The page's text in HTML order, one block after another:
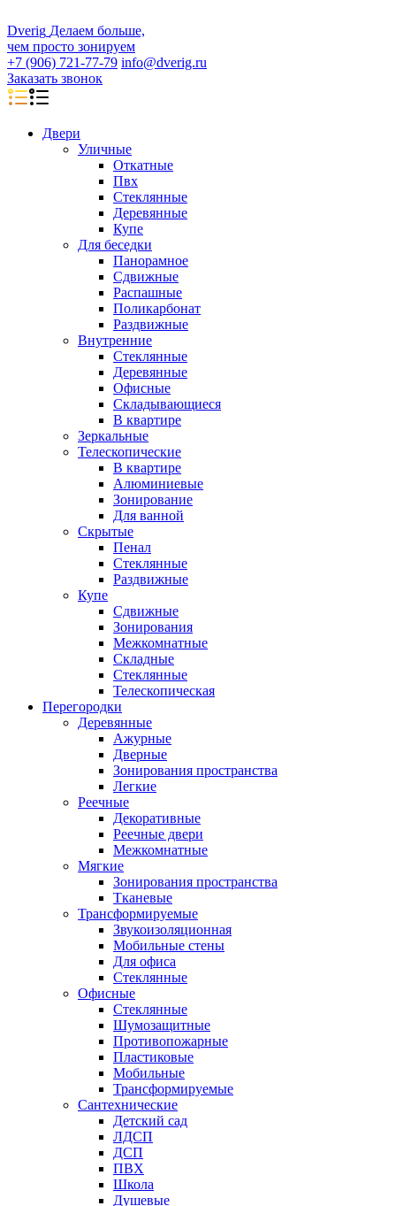
Dverig Делаем больше,
чем просто зонируем
+7 (906) 721-77-79 info@dverig.ru
Заказать звонок
Двери
Уличные
Откатные
Пвх
Стеклянные
Деревянные
Купе
Для беседки
Панорамное
Сдвижные
Распашные
Поликарбонат
Раздвижные
Внутренние
Стеклянные
Деревянные
Офисные
Складывающиеся
В квартире
Зеркальные
Телескопические
В квартире
Алюминиевые
Зонирование
Для ванной
Скрытые
Пенал
Стеклянные
Раздвижные
Купе
Сдвижные
Зонирования
Межкомнатные
Складные
Стеклянные
Телескопическая
Перегородки
Деревянные
Ажурные
Дверные
Зонирования пространства
Легкие
Реечные
Декоративные
Реечные двери
Межкомнатные
Мягкие
Зонирования пространства
Тканевые
Трансформируемые
Звукоизоляционная
Мобильные стены
Для офиса
Стеклянные
Офисные
Стеклянные
Шумозащитные
Противопожарные
Пластиковые
Мобильные
Трансформируемые
Сантехнические
Детский сад
ЛДСП
ДСП
ПВХ
Школа
Душевые